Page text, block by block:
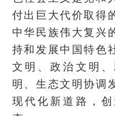
付出巨大代价取得
中华民族伟大复兴
持和发展中国特色
文明、政治文明
明、生态文明协调
现代化新道路，